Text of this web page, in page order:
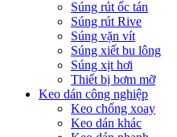
Súng rút ốc tán
Súng rút Rive
Súng vặn vít
Súng xiết bu lông
Súng xịt hơi
Thiết bị bơm mỡ
Keo dán công nghiệp
Keo chống xoay
Keo dán khác